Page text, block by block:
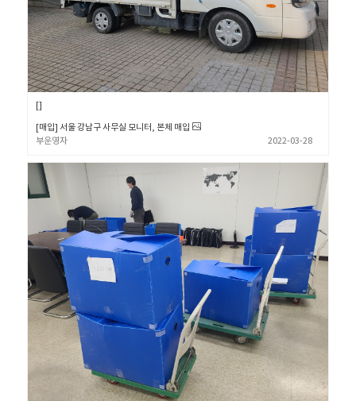
[매입] 서울 강남구 사무실 모니터, 본체 매입
부운영자
2022-03-28